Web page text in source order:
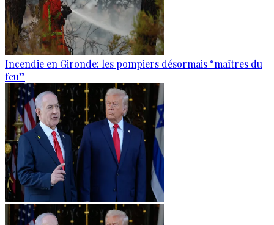
Incendie en Gironde: les pompiers désormais “maîtres du
feu”